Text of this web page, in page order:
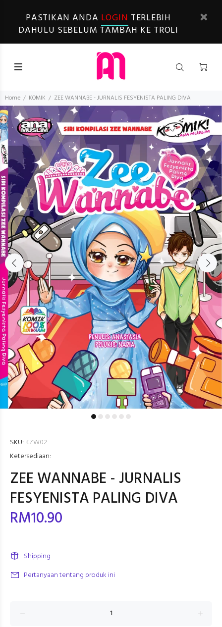
PASTIKAN ANDA LOGIN TERLEBIH
DAHULU SEBELUM TAMBAH KE TROLI
Home KOMIK ZEE WANNABE - JURNALIS FESYENISTA PALING DIVA
SKU: KZW02
Ketersediaan:
ZEE WANNABE - JURNALIS
FESYENISTA PALING DIVA
RM10.90
Shipping
Pertanyaan tentang produk ini